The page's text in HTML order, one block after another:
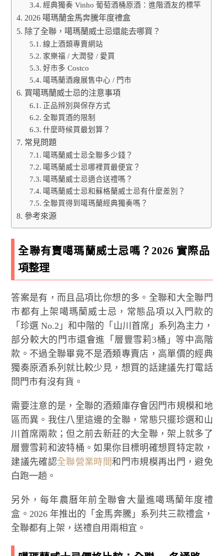
經典獨奏 Vinho 葡萄酒桶原酒：進階酒友的標竿
2026 噶瑪蘭金馬奔騰年度禮盒
除了全聯，噶瑪蘭威士忌還能去哪買？
線上酒類專賣網站
家樂福 / 大潤發 / 愛買
好市多 Costco
噶瑪蘭酒廠展售中心 / 門市
買噶瑪蘭威士忌的注意事項
正品辨別與保存方式
全聯買酒的限制
什麼時候買最划算？
常見問題
噶瑪蘭威士忌全聯多少錢？
噶瑪蘭威士忌哪裡買最便宜？
噶瑪蘭威士忌適合送禮嗎？
噶瑪蘭威士忌和蘇格蘭威士忌有什麼差別？
全聯買得到噶瑪蘭經典獨奏嗎？
參考來源
全聯有賣噶瑪蘭威士忌嗎？2026 實際品
項整理
答案是有，而且品項比你想的多。全聯和大全聯門
市都有上架噶瑪蘭威士忌，常態品項以入門款的
「珍選 No.2」和中階的「山川首席」系列為主力，
部分較大的門市還會進「層豐雪莉3桶」等中高階
款。不過全聯畢竟不是酒類專賣店，高單價的經典
獨奏原酒系列就比較少見，想買的話建議先打電話
問門市有沒有貨。
需要注意的是，全聯的酒類庫存會因門市規模和地
區而異。我住八里這邊的全聯，常態只擺珍選和山
川首席兩款；但之前去新莊的大全聯，架上就多了
層豐雪莉和波特桶。如果你目標明確想買特定款，
建議先確認全聯營業時間和門市規模再出門，避免
白跑一趟。
另外，每年農曆年前全聯會大量進噶瑪蘭年度禮
盒。2026 年推出的「金馬奔騰」系列共三款禮盒，
全聯都有上架，送禮自用兩相宜。